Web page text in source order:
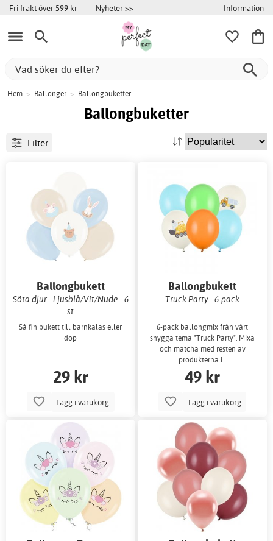
Fri frakt över 599 kr Nyheter >> Information
Hem > Ballonger > Ballongbuketter
Ballongbuketter
Filter
Ballongbukett
Söta djur - Ljusblå/Vit/Nude - 6
st
Så fin bukett till barnkalas eller
dop
29 kr
Lägg i varukorg
Ballongbukett
Truck Party - 6-pack
6-pack ballongmix från vårt
snygga tema "Truck Party". Mixa
och matcha med resten av
produkterna i…
49 kr
Lägg i varukorg